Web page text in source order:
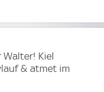
Walter! Kiel
& atmet im